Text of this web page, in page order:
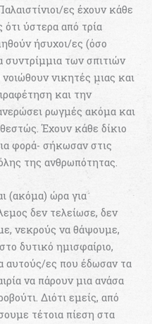
ες έχουν κάθε
ότι ύστερα από τρία
ήσυχοι/ες (όσο
των σπιτιών
νικητές μιας και
και την
ρωγμές ακόμα και
Έχουν κάθε δίκιο
φορά- σήκωσαν στις
της ανθρωπότητας.
(ακόμα) ώρα για
δεν τελείωσε, δεν
νεκρούς να θάψουμε,
δυτικό ημισφαίριο,
αυτούς/ες που έδωσαν τα
να πάρουν μια ανάσα
Διότι εμείς, από
τέτοια πίεση στα